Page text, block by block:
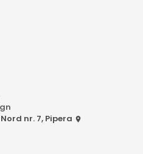
nr. 7, Pipera